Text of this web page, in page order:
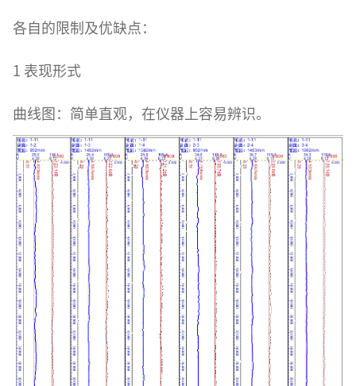
各自的限制及优缺点：
1 表现形式
曲线图：简单直观，在仪器上容易辨识。